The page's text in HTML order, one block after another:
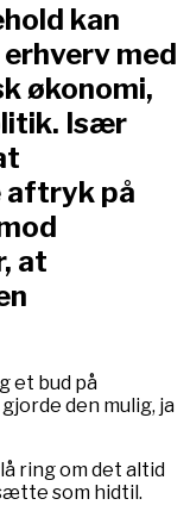
kan
med
økonomi,
Især
aftryk på
at
et bud på
den mulig, ja
ring om det altid
som hidtil.